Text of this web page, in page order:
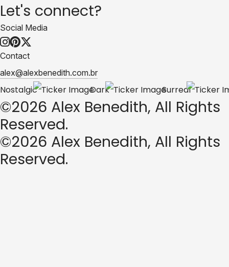
Let's connect?
Social Media
Contact
alex@alexbenedith.com.br
Nostalgic Dark Surreal
©2026 Alex Benedith, All Rights
Reserved.
©2026 Alex Benedith, All Rights
Reserved.